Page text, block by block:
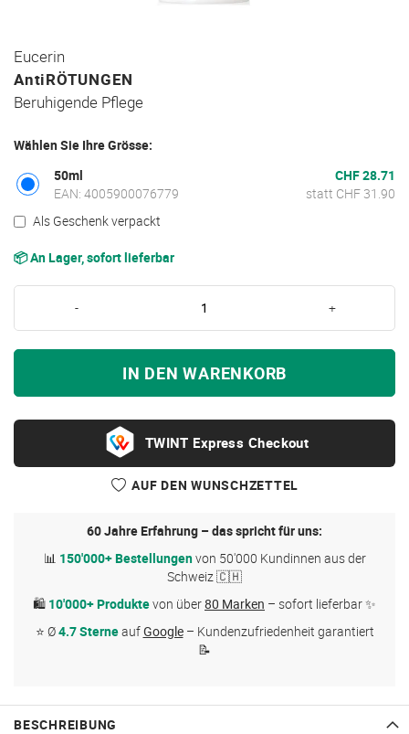
Zum
Anfang
der
Bildgalerie
Eucerin
AntiRÖTUNGEN
Beruhigende Pflege
Wählen Sie Ihre Grösse:
50ml
EAN: 4005900076779
CHF 28.71
statt CHF 31.90
Als Geschenk verpackt
📦 An Lager, sofort lieferbar
- +
IN DEN WARENKORB
Express Checkout
AUF DEN WUNSCHZETTEL
60 Jahre Erfahrung – das spricht für uns:
📊 150'000+ Bestellungenvon 50'000 Kundinnen aus der
Schweiz 🇨🇭
🛍 10'000+ Produktevon über80 Marken – sofort lieferbar ✨
⭐ Ø4.7 SterneaufGoogle– Kundenzufriedenheit garantiert
📝
BESCHREIBUNG